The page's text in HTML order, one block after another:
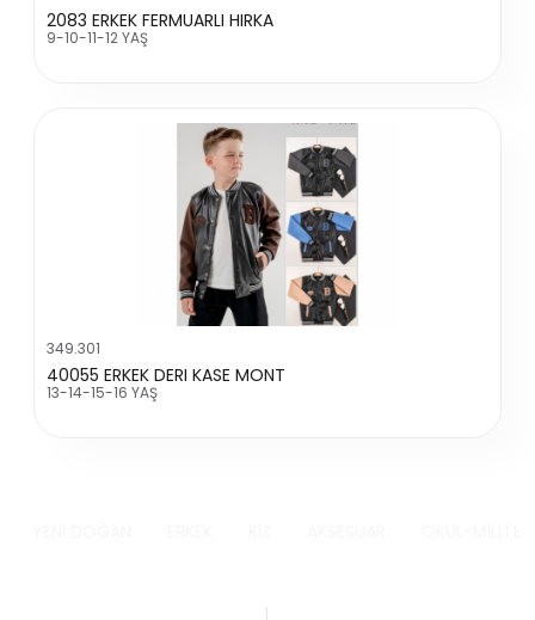
2083 ERKEK FERMUARLI HIRKA
9-10-11-12 YAŞ
349.301
40055 ERKEK DERI KASE MONT
13-14-15-16 YAŞ